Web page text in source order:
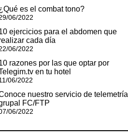
es el combat tono?
06/2022
ejercicios para el abdomen que
cada día
06/2022
razones por las que optar por
en tu hotel
06/2022
nuestro servicio de telemetría
FC/FTP
06/2022